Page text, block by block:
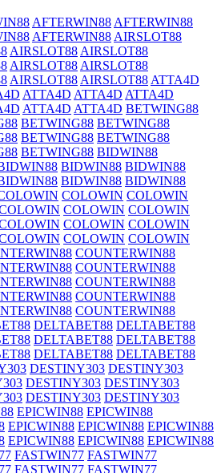
AFTERWIN88 AFTERWIN88
AFTERWIN88 AIRSLOT88
AIRSLOT88 AIRSLOT88
AIRSLOT88 AIRSLOT88
AIRSLOT88 AIRSLOT88 ATTA4D
ATTA4D ATTA4D ATTA4D
ATTA4D ATTA4D BETWING88
BETWING88 BETWING88
BETWING88 BETWING88
BETWING88 BIDWIN88
BIDWIN88 BIDWIN88
BIDWIN88 BIDWIN88
COLOWIN COLOWIN
COLOWIN COLOWIN
COLOWIN COLOWIN
COLOWIN COLOWIN
COUNTERWIN88
COUNTERWIN88
COUNTERWIN88
COUNTERWIN88
COUNTERWIN88
DELTABET88 DELTABET88
DELTABET88 DELTABET88
DELTABET88 DELTABET88
DESTINY303 DESTINY303
DESTINY303 DESTINY303
DESTINY303 DESTINY303
EPICWIN88 EPICWIN88
EPICWIN88 EPICWIN88 EPICWIN88
EPICWIN88 EPICWIN88 EPICWIN88
FASTWIN77 FASTWIN77
FASTWIN77 FASTWIN77